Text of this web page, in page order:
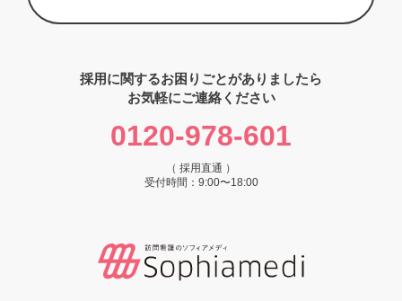
採用に関するお困りごとがありましたら
お気軽にご連絡ください
0120-978-601
（ 採用直通 ）
受付時間：9:00〜18:00